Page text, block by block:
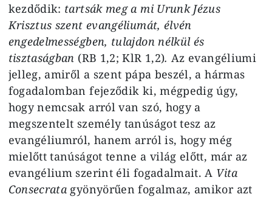
kezdődik: tartsák meg a mi Urunk Jézus
Krisztus szent evangéliumát, élvén
engedelmességben, tulajdon nélkül és
tisztaságban (RB 1,2; KlR 1,2). Az evangéliumi
jelleg, amiről a szent pápa beszél, a hármas
fogadalomban fejeződik ki, mégpedig úgy,
hogy nemcsak arról van szó, hogy a
megszentelt személy tanúságot tesz az
evangéliumról, hanem arról is, hogy még
mielőtt tanúságot tenne a világ előtt, már az
evangélium szerint éli fogadalmait. A Vita
Consecrata gyönyörűen fogalmaz, amikor azt